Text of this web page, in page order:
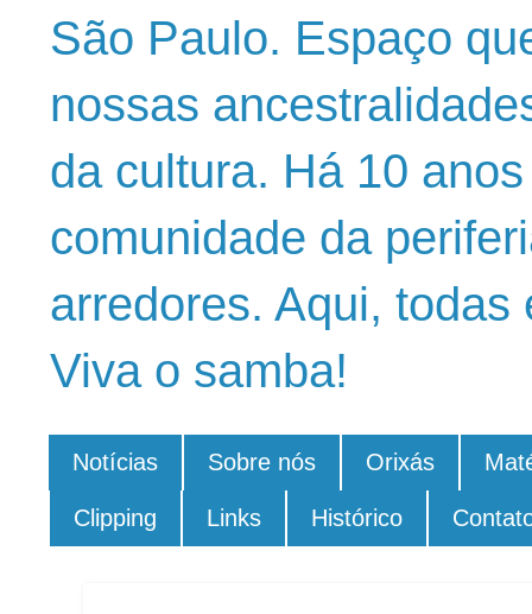
São Paulo. Espaço
nossas
da cultura. Há 10
comunidade da
arredores. Aqui,
Viva o samba!
Notícias Sobre nós Orixás
Clipping Links Histórico